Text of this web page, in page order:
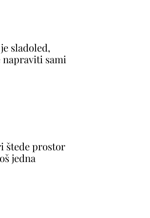
sladoled,
napraviti sami
štede prostor
jedna